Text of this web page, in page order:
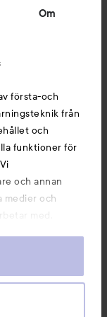
Om
första-och
från
och
funktioner för
och annan
medier och
med.
som de har
vår webbplats.
för